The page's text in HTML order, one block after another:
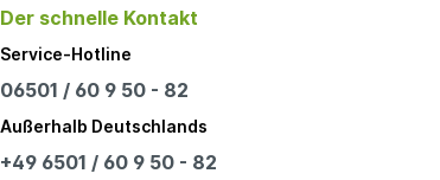
Der schnelle Kontakt
Service-Hotline
06501 / 60 9 50 - 82
Außerhalb Deutschlands
+49 6501 / 60 9 50 - 82